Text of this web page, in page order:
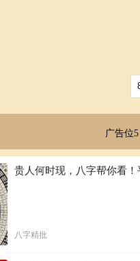
广告位
贵人何时现，八字帮你看
八字精批